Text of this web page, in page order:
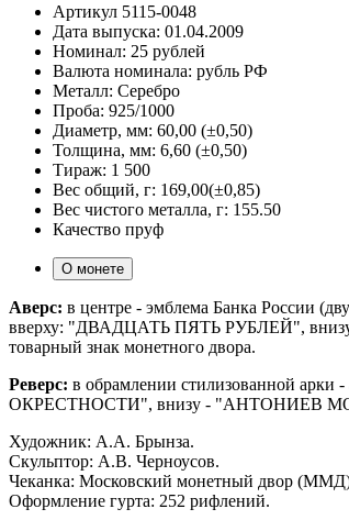
Артикул 5115-0048
Дата выпуска: 01.04.2009
Номинал: 25 рублей
Валюта номинала: рубль РФ
Металл: Серебро
Проба: 925/1000
Диаметр, мм: 60,00 (±0,50)
Толщина, мм: 6,60 (±0,50)
Тираж: 1 500
Вес общий, г: 169,00(±0,85)
Вес чистого металла, г: 155.50
Качество пруф
О монете
Аверс: в центре - эмблема Банка России
вверху: "ДВАДЦАТЬ ПЯТЬ РУБЛЕЙ", внизу:
товарный знак монетного двора.
Реверс: в обрамлении стилизованной
ОКРЕСТНОСТИ", внизу - "АНТОНИЕВ
Художник: А.А. Брынза.
Скульптор: А.В. Черноусов.
Чеканка: Московский монетный двор
Оформление гурта: 252 рифлений.